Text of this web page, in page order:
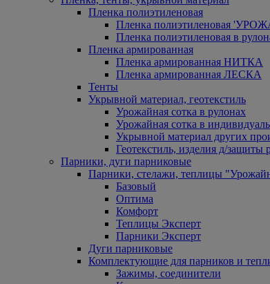
Пленка полиэтиленовая
Пленка полиэтиленовая
Пленка полиэтиленовая в
Пленка армированная
Пленка армированная НИТКА
Пленка армированная ЛЕСКА
Тенты
Укрывной материал, геотекстиль
Урожайная сотка в рулонах
Урожайная сотка в
Укрывной материал других
Геотекстиль, изделия д/защиты
Парники, дуги парниковые
Парники, стелажи, теплицы
Базовый
Оптима
Комфорт
Теплицы Эксперт
Парники Эксперт
Дуги парниковые
Комплектующие для парников и
Зажимы, соединители